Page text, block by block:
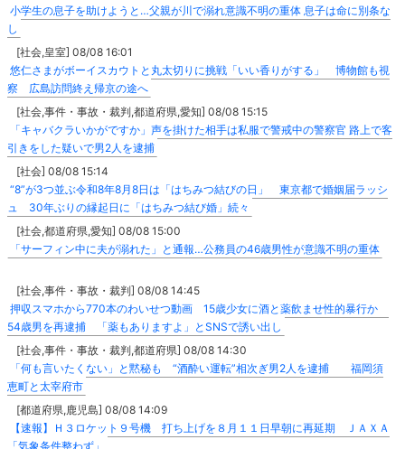
小学生の息子を助けようと…父親が川で溺れ意識不明の重体 息子は命に別条な
し
[社会,皇室] 08/08 16:01
悠仁さまがボーイスカウトと丸太切りに挑戦「いい香りがする」 博物館も視
察 広島訪問終え帰京の途へ
[社会,事件・事故・裁判,都道府県,愛知] 08/08 15:15
「キャバクラいかがですか」声を掛けた相手は私服で警戒中の警察官 路上で客
引きをした疑いで男2人を逮捕
[社会] 08/08 15:14
“8”が3つ並ぶ令和8年8月8日は「はちみつ結びの日」 東京都で婚姻届ラッシ
ュ 30年ぶりの縁起日に「はちみつ結び婚」続々
[社会,都道府県,愛知] 08/08 15:00
「サーフィン中に夫が溺れた」と通報…公務員の46歳男性が意識不明の重体
[社会,事件・事故・裁判] 08/08 14:45
押収スマホから770本のわいせつ動画 15歳少女に酒と薬飲ませ性的暴行か
54歳男を再逮捕 「薬もありますよ」とSNSで誘い出し
[社会,事件・事故・裁判,都道府県] 08/08 14:30
「何も言いたくない」と黙秘も “酒酔い運転”相次ぎ男2人を逮捕 福岡須
恵町と太宰府市
[都道府県,鹿児島] 08/08 14:09
【速報】Ｈ３ロケット９号機 打ち上げを８月１１日早朝に再延期 ＪＡＸＡ
「気象条件整わず」